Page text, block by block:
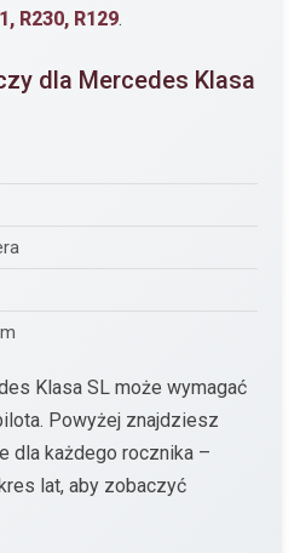
R230, R129.
dla Mercedes Klasa
Klasa SL może wymagać
Powyżej znajdziesz
dla każdego rocznika –
lat, aby zobaczyć